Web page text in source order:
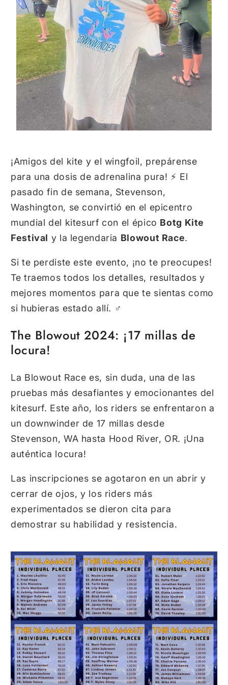
¡Amigos del kite y el wingfoil, prepárense
para una dosis de adrenalina pura! ⚡ El
pasado fin de semana, Stevenson,
Washington, se convirtió en el epicentro
mundial del kitesurf con el épico Botg Kite
Festival y la legendaria Blowout Race.
Si te perdiste este evento, ¡no te preocupes!
Te traemos todos los detalles, resultados y
mejores momentos para que te sientas como
si hubieras estado allí. ‍♂️
The Blowout 2024: ¡17 millas de
locura!
La Blowout Race es, sin duda, una de las
pruebas más desafiantes y emocionantes del
kitesurf. Este año, los riders se enfrentaron a
un downwinder de 17 millas desde
Stevenson, WA hasta Hood River, OR. ¡Una
auténtica locura!
Las inscripciones se agotaron en un abrir y
cerrar de ojos, y los riders más
experimentados se dieron cita para
demostrar su habilidad y resistencia.